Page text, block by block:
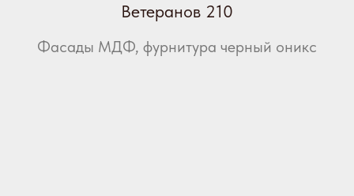
Ветеранов 210
Фасады МДФ, фурнитура черный оникс